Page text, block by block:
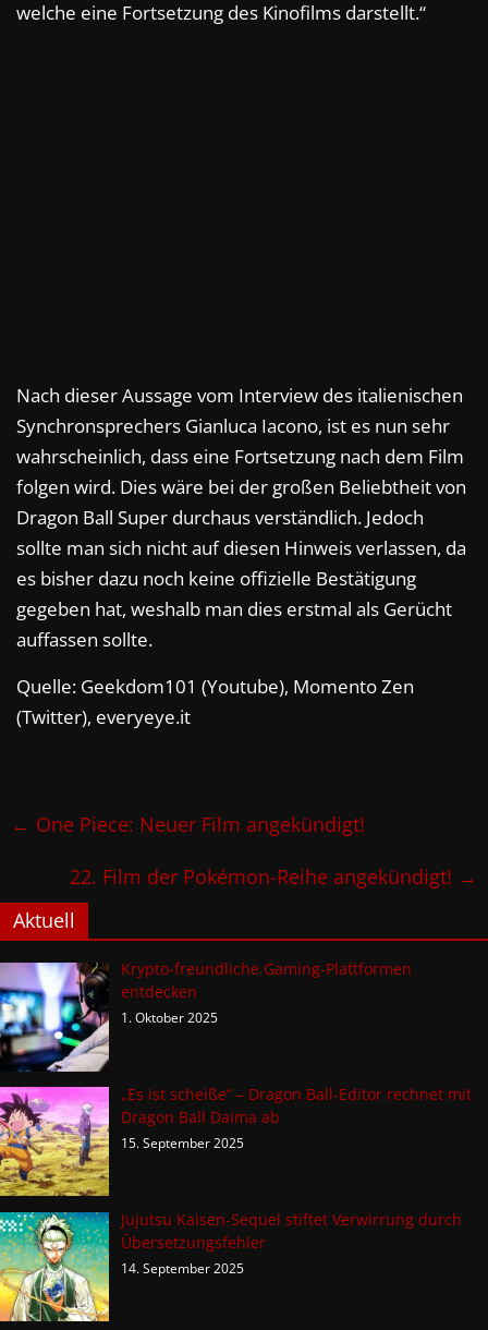
welche eine Fortsetzung des Kinofilms darstellt.“
Nach dieser Aussage vom Interview des italienischen
Synchronsprechers Gianluca Iacono, ist es nun sehr
wahrscheinlich, dass eine Fortsetzung nach dem Film
folgen wird. Dies wäre bei der großen Beliebtheit von
Dragon Ball Super durchaus verständlich. Jedoch
sollte man sich nicht auf diesen Hinweis verlassen, da
es bisher dazu noch keine offizielle Bestätigung
gegeben hat, weshalb man dies erstmal als Gerücht
auffassen sollte.
Quelle: Geekdom101 (Youtube), Momento Zen
(Twitter), everyeye.it
← One Piece: Neuer Film angekündigt!
22. Film der Pokémon-Reihe angekündigt! →
Aktuell
Krypto-freundliche Gaming-Plattformen
entdecken
1. Oktober 2025
„Es ist scheiße“ – Dragon Ball-Editor rechnet mit
Dragon Ball Daima ab
15. September 2025
Jujutsu Kaisen-Sequel stiftet Verwirrung durch
Übersetzungsfehler
14. September 2025